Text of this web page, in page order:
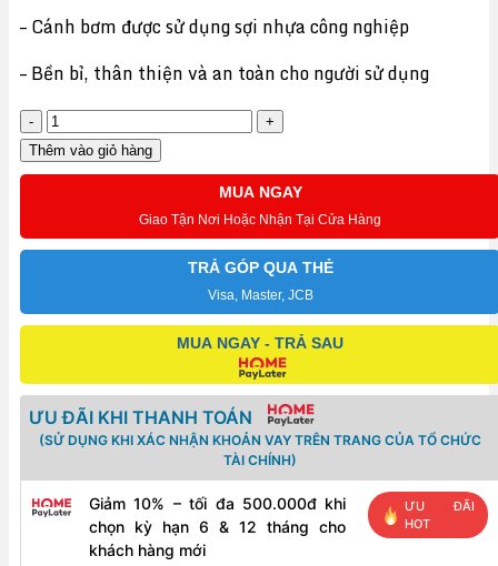
– Cánh bơm được sử dụng sợi nhựa công nghiệp
– Bền bỉ, thân thiện và an toàn cho người sử dụng
Bơm
hỏa
tiễn
Galaxy
0.7-
số
lượng
Thêm vào giỏ hàng
MUA NGAY
Giao Tận Nơi Hoặc Nhận Tại Cửa Hàng
TRẢ GÓP QUA THẺ
Visa, Master, JCB
MUA NGAY - TRẢ SAU
ƯU ĐÃI KHI THANH TOÁN
(SỬ DỤNG KHI XÁC NHẬN KHOẢN VAY TRÊN TRANG CỦA TỔ CHỨC
TÀI CHÍNH)
Giảm 10% – tối đa 500.000đ khi
chọn kỳ hạn 6 & 12 tháng cho
khách hàng mới
ƯU ĐÃI
HOT